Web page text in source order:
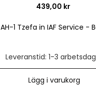
439,00 kr
AH-1 Tzefa in IAF Service -
Leveranstid: 1-3
Lägg i varukorg